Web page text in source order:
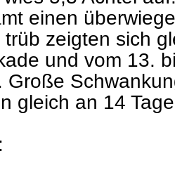
einen
zeigten sich
und vom 13.
Große
gleich an 14